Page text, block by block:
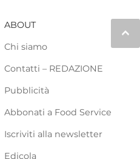
keyboard_arrow_up
ABOUT
Chi siamo
Contatti – REDAZIONE
Pubblicità
Abbonati a Food Service
Iscriviti alla newsletter
Edicola